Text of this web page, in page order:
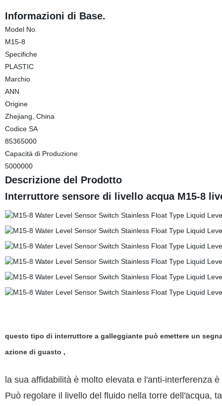
Informazioni di Base.
Model No.
M15-8
Specifiche
PLASTIC
Marchio
ANN
Origine
Zhejiang, China
Codice SA
85365000
Capacità di Produzione
5000000
Descrizione del Prodotto
Interruttore sensore di livello acqua M15-8
questo tipo di interruttore a galleggiante può emettere un
azione di guasto ,
la sua affidabilità è molto elevata e l'anti-interferenza è
Può regolare il livello del fluido nella torre dell'acqua,